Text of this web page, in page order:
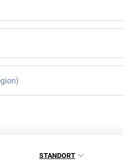
STANDORT